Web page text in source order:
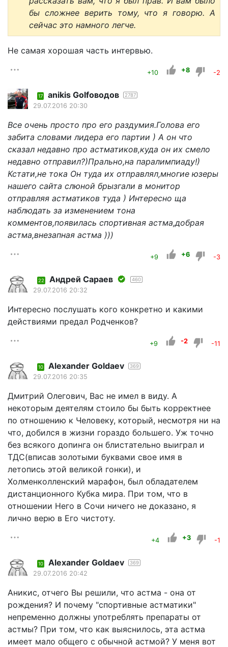
бы сложнее верить тому, что я говорю. А
сейчас это намного легче.
Не самая хорошая часть интервью.
+10 +8 -2
17 anikis Golfоводов 2787
29.07.2016 20:30
Все очень просто про его раздумия.Голова его
забита словами лидера его партии ) А он что
сказал недавно про астматиков,куда он их смело
недавно отправил?)Прально,на паралимпиаду!)
Кстати,не тока Он туда их отправлял,многие юзеры
нашего сайта слюной брызгали в монитор
отправляя астматиков туда ) Интересно ща
наблюдать за изменением тона
комментов,появилась спортивная астма,добрая
астма,внезапная астма )))
+9 +6 -3
22 Андрей Сараев 460
29.07.2016 20:32
Интересно послушать кого конкретно и какими
действиями предал Родченков?
+9 -2 -11
10 Alexander Goldaev 369
29.07.2016 20:35
Дмитрий Олегович, Вас не имел в виду. А
некоторым деятелям стоило бы быть корректнее
по отношению к Человеку, который, несмотря ни на
что, добился в жизни гораздо большего. Уж точно
без всякого допинга он блистательно выиграл и
ТДС(вписав золотыми буквами свое имя в
летопись этой великой гонки), и
Холменколленский марафон, был обладателем
дистанционного Кубка мира. При том, что в
отношении Него в Сочи ничего не доказано, я
лично верю в Его чистоту.
+4 +3 -1
10 Alexander Goldaev 369
29.07.2016 20:42
Аникис, отчего Вы решили, что астма - она от
рождения? И почему "спортивные астматики"
непременно должны употреблять препараты от
астмы? При том, что как выяснилось, эта астма
имеет мало общего с обычной астмой? У меня вот